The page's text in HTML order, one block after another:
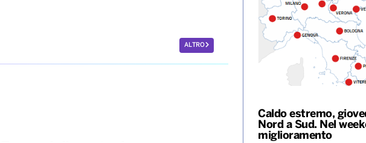
ALTRO
Caldo estremo,
Nord a Sud. Nel
miglioramento